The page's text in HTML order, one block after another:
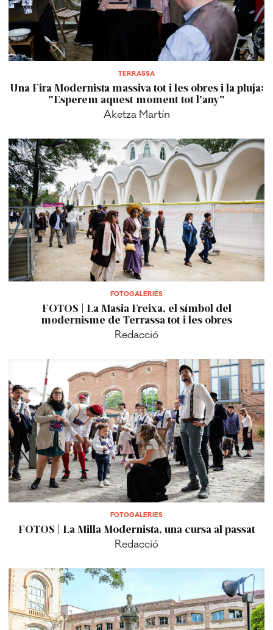
TERRASSA
Una Fira Modernista massiva tot i les obres i la pluja:
"Esperem aquest moment tot l'any"
Aketza Martín
FOTOGALERIES
FOTOS | La Masia Freixa, el símbol del
modernisme de Terrassa tot i les obres
Redacció
FOTOGALERIES
FOTOS | La Milla Modernista, una cursa al passat
Redacció